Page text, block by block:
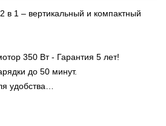
в 1 – вертикальный и компактный
350 Вт - Гарантия 5 лет!
до 50 минут.
удобства…